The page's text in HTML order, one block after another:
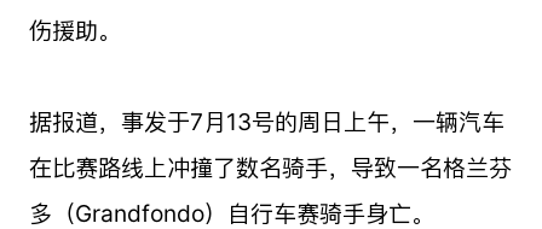
伤援助。
据报道，事发于7月13号的周日上午，一辆汽车
在比赛路线上冲撞了数名骑手，导致一名格兰芬
多（Grandfondo）自行车赛骑手身亡。